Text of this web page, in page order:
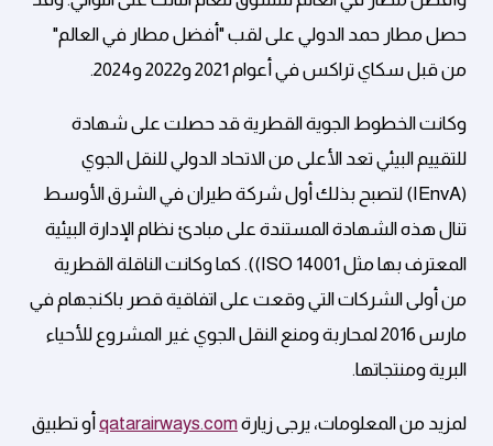
حصل مطار حمد الدولي على لقب "أفضل مطار في العالم"
من قبل سكاي تراكس في أعوام 2021 و2022 و2024.
وكانت الخطوط الجوية القطرية قد حصلت على شهادة
للتقييم البيئي تعد الأعلى من الاتحاد الدولي للنقل الجوي
(IEnvA) لتصبح بذلك أول شركة طيران في الشرق الأوسط
تنال هذه الشهادة المستندة على مبادئ نظام الإدارة البيئية
المعترف بها مثل ISO 14001)). كما وكانت الناقلة القطرية
من أولى الشركات التي وقعت على اتفاقية قصر باكنجهام في
مارس 2016 لمحاربة ومنع النقل الجوي غير المشروع للأحياء
البرية ومنتجاتها.
لمزيد من المعلومات، يرجى زيارةqatarairways.comأو تطبيق